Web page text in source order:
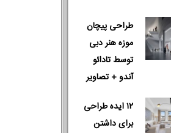
طراحی پیچان
موزه هنر دبی
توسط تادائو
آندو + تصاویر
۱۲ ایده طراحی
برای داشتن